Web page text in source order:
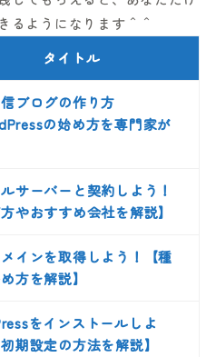
るようになります＾＾
タイトル
ブログの作り方
の始め方を専門家が
サーバーと契約しよう！
方やおすすめ会社を解説】
インを取得しよう！【種
方を解説】
をインストールしよ
期設定の方法を解説】